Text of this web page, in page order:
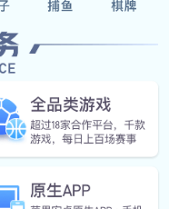
动，同时将作用于活
，以驱动汽车车轮
组和曲轴、飞轮组
是国家专精特新
于河北省南宫市经